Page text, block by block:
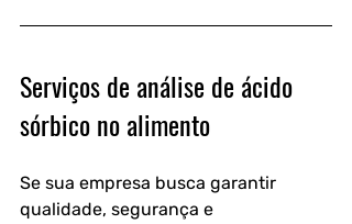
Serviços de análise de ácido
sórbico no alimento
Se sua empresa busca garantir
qualidade, segurança e